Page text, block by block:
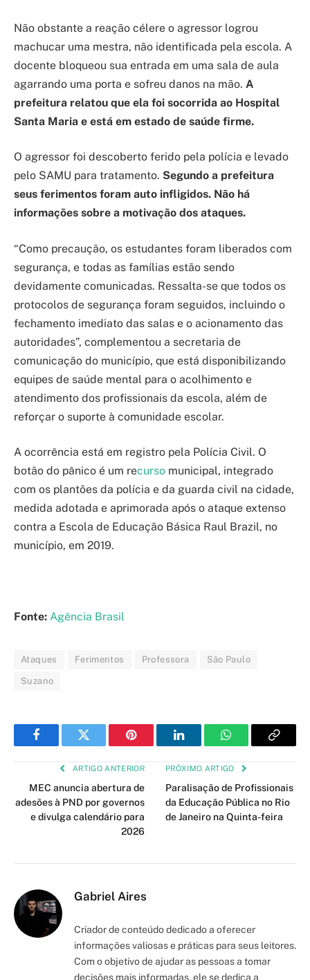
Não obstante a reação célere o agressor logrou
machucar uma mestra, não identificada pela escola. A
docente bloqueou sua entrada em uma sala de aula
agarrando uma porta e sofreu danos na mão. A
prefeitura relatou que ela foi socorrida ao Hospital
Santa Maria e está em estado de saúde firme.
O agressor foi descoberto ferido pela polícia e levado
pelo SAMU para tratamento. Segundo a prefeitura
seus ferimentos foram auto infligidos. Não há
informações sobre a motivação dos ataques.
“Como precaução, os estudantes foram liberados com
segurança, e todas as famílias estão sendo
devidamente comunicadas. Ressalta-se que todos os
protocolos de segurança foram seguidos, incluindo o
fechamento imediato das salas e o acionamento das
autoridades”, complementou a secretaria de
comunicação do município, que está disponibilizando
equipes de saúde mental para o acolhimento e
atendimento dos profissionais da escola, além de
reforçar o suporte à comunidade escolar.
A ocorrência está em registro pela Polícia Civil. O
botão do pânico é um recurso municipal, integrado
com os plantões da polícia e da guarda civil na cidade,
medida adotada e aprimorada após o ataque extenso
contra a Escola de Educação Básica Raul Brazil, no
município, em 2019.
Fonte: Agência Brasil
Ataques Ferimentos Professora São Paulo
Suzano
FacebookTwitter Pinterest LinkedInWhatsAppCopy
ARTIGO ANTERIOR
MEC anuncia abertura de
adesões à PND por governos
e divulga calendário para
2026
PRÓXIMO ARTIGO
Paralisação de Profissionais
da Educação Pública no Rio
de Janeiro na Quinta-feira
Gabriel Aires
Criador de conteúdo dedicado a oferecer
informações valiosas e práticas para seus leitores.
Com o objetivo de ajudar as pessoas a tomar
decisões mais informadas, ele se dedica a